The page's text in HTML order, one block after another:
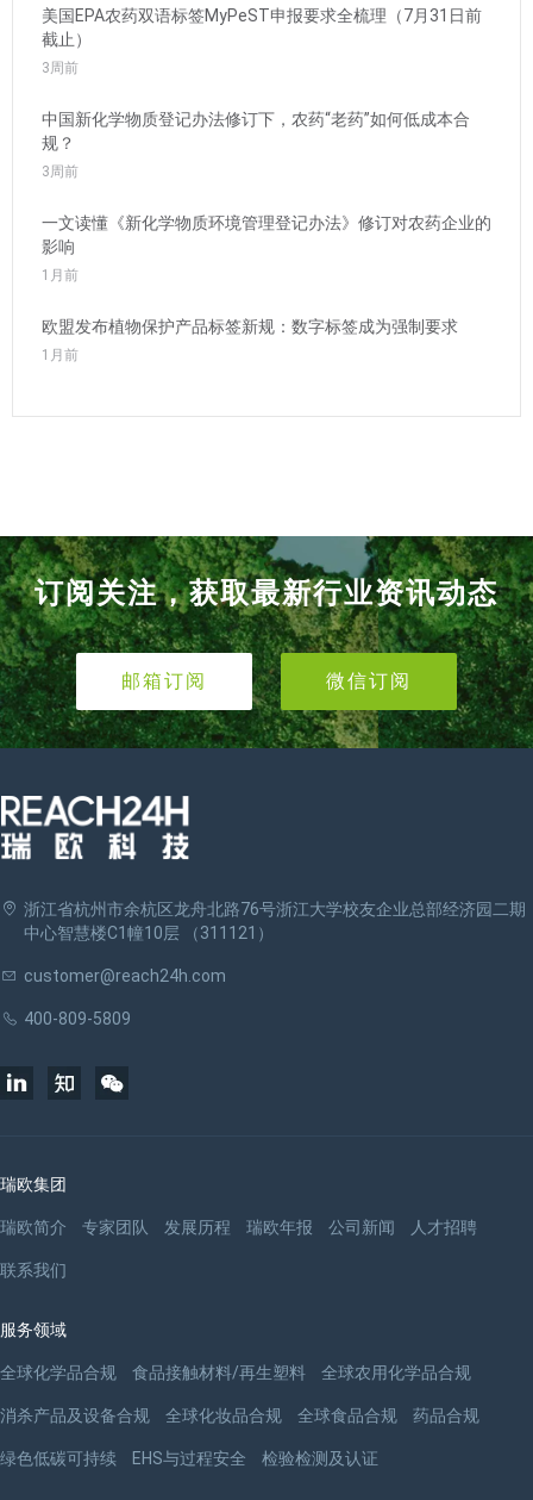
美国EPA农药双语标签MyPeST申报要求全梳理（7月31日前
截止）
3周前
中国新化学物质登记办法修订下，农药“老药”如何低成本合
规？
3周前
一文读懂《新化学物质环境管理登记办法》修订对农药企业的
影响
1月前
欧盟发布植物保护产品标签新规：数字标签成为强制要求
1月前
订阅关注，获取最新行业资讯动态
邮箱订阅 微信订阅
浙江省杭州市余杭区龙舟北路76号浙江大学校友企业总部经济园二期
中心智慧楼C1幢10层 （311121）
customer@reach24h.com
400-809-5809
瑞欧集团
瑞欧简介 专家团队 发展历程 瑞欧年报 公司新闻 人才招聘
联系我们
服务领域
全球化学品合规 食品接触材料/再生塑料 全球农用化学品合规
消杀产品及设备合规 全球化妆品合规 全球食品合规 药品合规
绿色低碳可持续 EHS与过程安全 检验检测及认证